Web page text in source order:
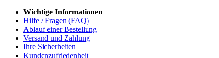
Wichtige Informationen
Hilfe / Fragen (FAQ)
Ablauf einer Bestellung
Versand und Zahlung
Ihre Sicherheiten
Kundenzufriedenheit